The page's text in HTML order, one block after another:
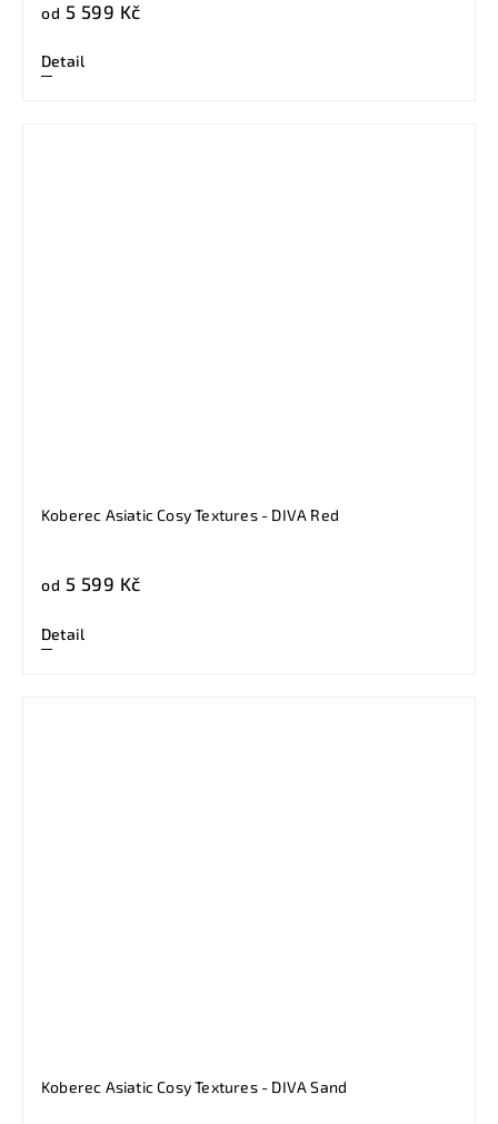
od 5 599 Kč
Detail
Koberec Asiatic Cosy Textures - DIVA Red
od 5 599 Kč
Detail
Koberec Asiatic Cosy Textures - DIVA Sand